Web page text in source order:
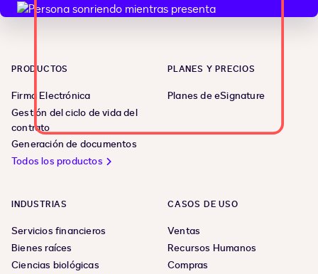
PRODUCTOS
Firma Electrónica
Gestión del ciclo de vida del
contrato
Generación de documentos
Todos los productos
PLANES Y PRECIOS
Planes de eSignature
INDUSTRIAS
Servicios financieros
Bienes raíces
Ciencias biológicas
CASOS DE USO
Ventas
Recursos Humanos
Compras